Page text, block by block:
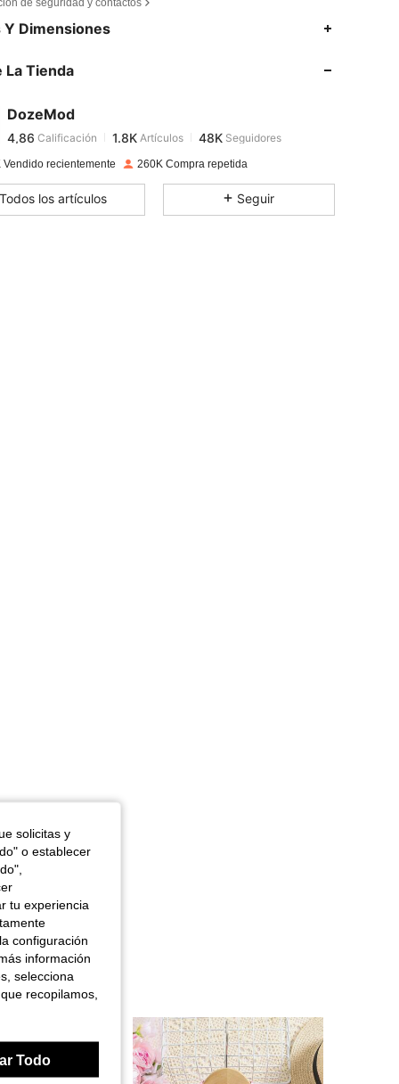
Y Dimensiones
La Tienda
DozeMod
4,86
4,86
b***2pagadoHace 1 día
Vendido recientemente 260K Compra repetida
Todos los artículos Seguir
solicitas y
o establecer
tu experiencia
configuración
información
selecciona
recopilamos,
Todo